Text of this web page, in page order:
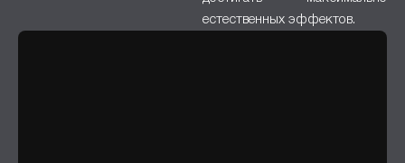
естественных эффектов.